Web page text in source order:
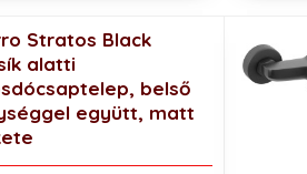
Stratos Black
alatti
belső
együtt, matt